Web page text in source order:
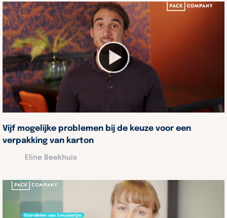
Vijf mogelijke problemen bij de keuze voor een
verpakking van karton
Eline Beekhuis